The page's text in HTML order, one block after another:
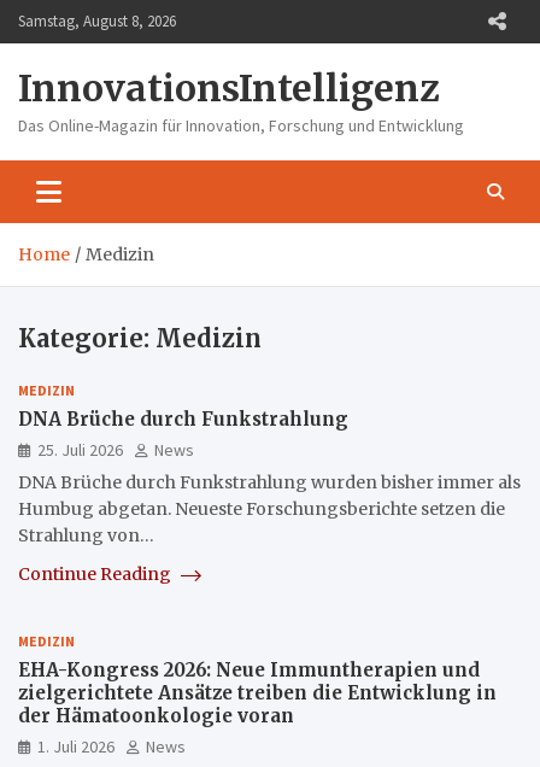
Skip
to
Samstag, August 8, 2026
InnovationsIntelligenz
Das Online-Magazin für Innovation, Forschung und Entwicklung
Home Medizin
Kategorie: Medizin
MEDIZIN
DNA Brüche durch Funkstrahlung
25. Juli 2026
News
DNA Brüche durch Funkstrahlung wurden bisher immer als
Humbug abgetan. Neueste Forschungsberichte setzen die
Strahlung von…
Continue Reading
MEDIZIN
EHA-Kongress 2026: Neue Immuntherapien und
zielgerichtete Ansätze treiben die Entwicklung in
der Hämatoonkologie voran
1. Juli 2026
News